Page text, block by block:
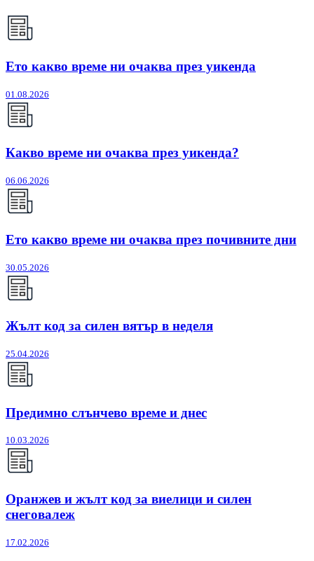
Ето какво време ни очаква през уикенда
01.08.2026
Какво време ни очаква през уикенда?
06.06.2026
Ето какво време ни очаква през почивните дни
30.05.2026
Жълт код за силен вятър в неделя
25.04.2026
Предимно слънчево време и днес
10.03.2026
Оранжев и жълт код за виелици и силен
снеговалеж
17.02.2026